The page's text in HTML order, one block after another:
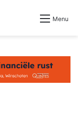
Menu